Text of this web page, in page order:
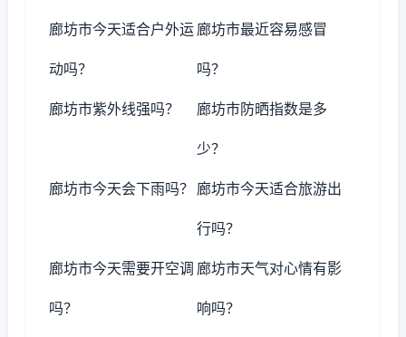
廊坊市今天适合户外运
动吗？
廊坊市最近容易感冒
吗？
廊坊市紫外线强吗？ 廊坊市防晒指数是多
少？
廊坊市今天会下雨吗？ 廊坊市今天适合旅游出
行吗？
廊坊市今天需要开空调
吗？
廊坊市天气对心情有影
响吗？